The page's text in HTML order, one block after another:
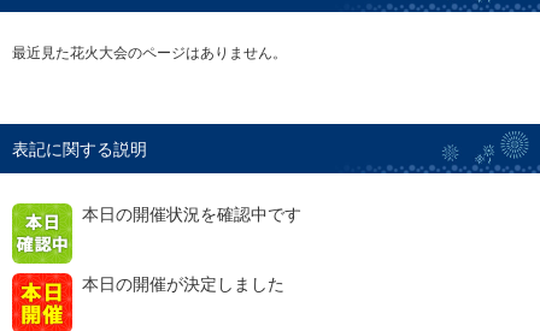
最近見た花火大会のページはありません。
表記に関する説明
本日の開催状況を確認中です
本日の開催が決定しました